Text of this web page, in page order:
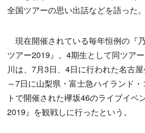
全国ツアーの思い出話などを語った。
現在開催されている毎年恒例の『
ツアー2019』。4期生として同ツア
川は、7月3日、4日に行われた名古
～7日に山梨県・富士急ハイランド
トで開催された欅坂46のライブイベ
2019』を観戦しに行ったという。